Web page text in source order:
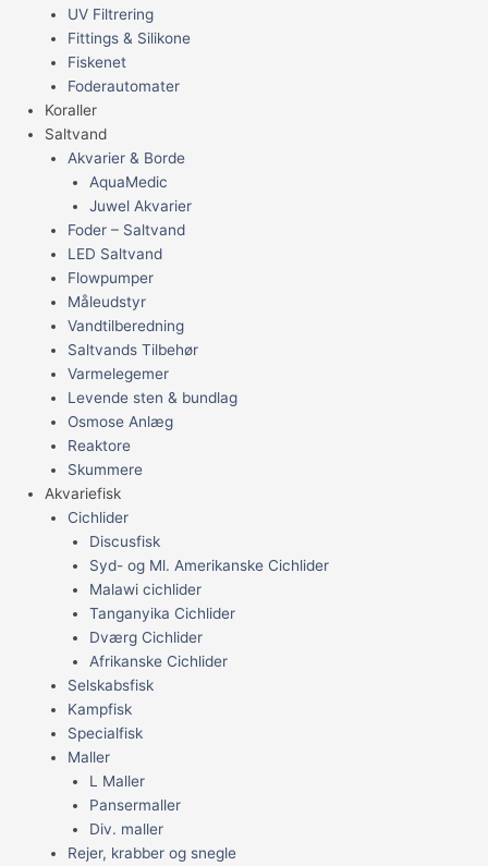
UV Filtrering
Fittings & Silikone
Fiskenet
Foderautomater
Koraller
Saltvand
Akvarier & Borde
AquaMedic
Juwel Akvarier
Foder – Saltvand
LED Saltvand
Flowpumper
Måleudstyr
Vandtilberedning
Saltvands Tilbehør
Varmelegemer
Levende sten & bundlag
Osmose Anlæg
Reaktore
Skummere
Akvariefisk
Cichlider
Discusfisk
Syd- og Ml. Amerikanske Cichlider
Malawi cichlider
Tanganyika Cichlider
Dværg Cichlider
Afrikanske Cichlider
Selskabsfisk
Kampfisk
Specialfisk
Maller
L Maller
Pansermaller
Div. maller
Rejer, krabber og snegle